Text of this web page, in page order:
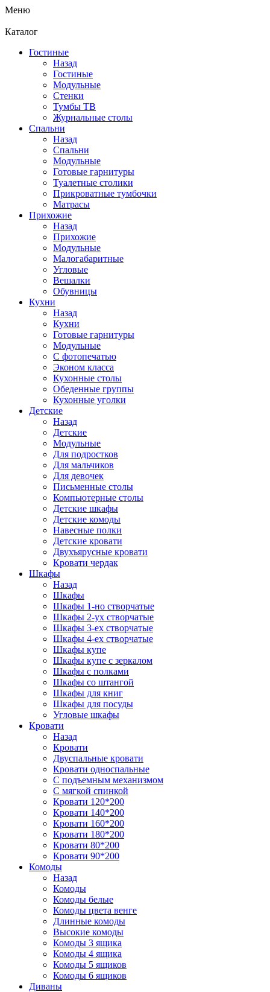
Меню
Каталог
Гостиные
Назад
Гостиные
Модульные
Стенки
Тумбы ТВ
Журнальные столы
Спальни
Назад
Спальни
Модульные
Готовые гарнитуры
Туалетные столики
Прикроватные тумбочки
Матрасы
Прихожие
Назад
Прихожие
Модульные
Малогабаритные
Угловые
Вешалки
Обувницы
Кухни
Назад
Кухни
Готовые гарнитуры
Модульные
С фотопечатью
Эконом класса
Кухонные столы
Обеденные группы
Кухонные уголки
Детские
Назад
Детские
Модульные
Для подростков
Для мальчиков
Для девочек
Письменные столы
Компьютерные столы
Детские шкафы
Детские комоды
Навесные полки
Детские кровати
Двухъярусные кровати
Кровати чердак
Шкафы
Назад
Шкафы
Шкафы 1-но створчатые
Шкафы 2-ух створчатые
Шкафы 3-ех створчатые
Шкафы 4-ех створчатые
Шкафы купе
Шкафы купе с зеркалом
Шкафы с полками
Шкафы со штангой
Шкафы для книг
Шкафы для посуды
Угловые шкафы
Кровати
Назад
Кровати
Двуспальные кровати
Кровати односпальные
С подъемным механизмом
С мягкой спинкой
Кровати 120*200
Кровати 140*200
Кровати 160*200
Кровати 180*200
Кровати 80*200
Кровати 90*200
Комоды
Назад
Комоды
Комоды белые
Комоды цвета венге
Длинные комоды
Высокие комоды
Комоды 3 ящика
Комоды 4 ящика
Комоды 5 ящиков
Комоды 6 ящиков
Диваны